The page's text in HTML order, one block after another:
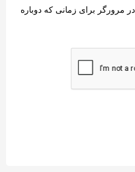
برای زمانی که دوباره